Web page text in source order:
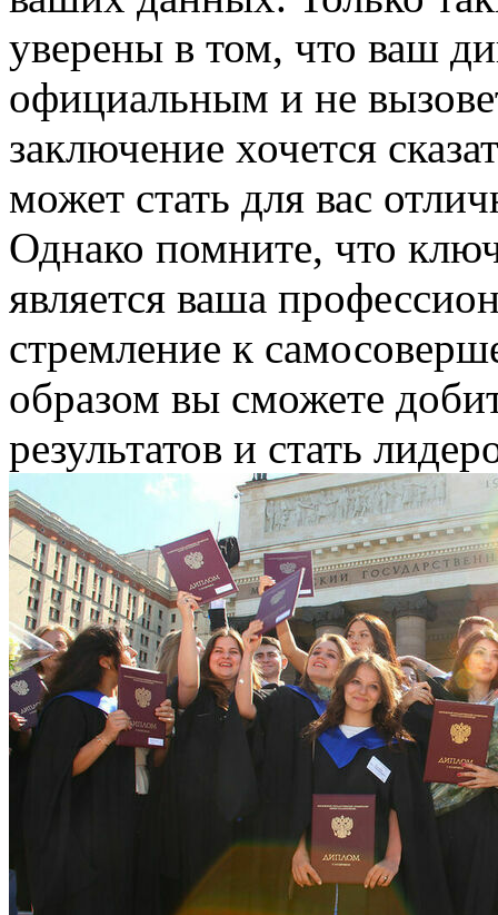
уверены в том, что ваш
официальным и не
заключение хочется
может стать для вас
Однако помните, что
является ваша
стремление к
образом вы сможете
результатов и стать